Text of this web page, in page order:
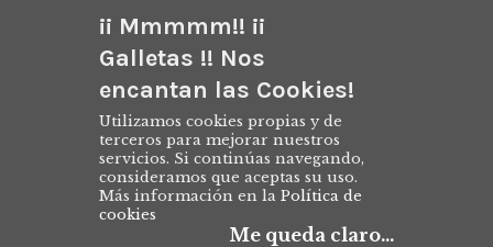
¡¡ Mmmmm!! ¡¡
Galletas !! Nos
encantan las Cookies!
Utilizamos cookies propias y de
terceros para mejorar nuestros
servicios. Si continúas navegando,
consideramos que aceptas su uso.
Más información en la Política de
cookies
Me queda claro...